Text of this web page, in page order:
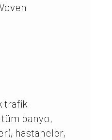
trafik
banyo,
hastaneler,